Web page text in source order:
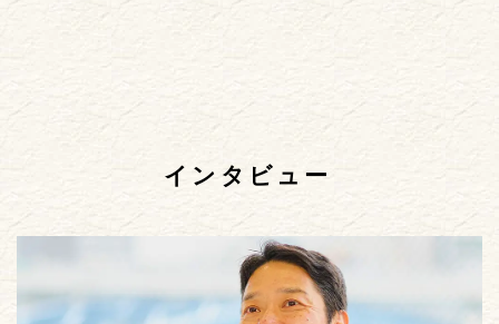
インタビュー